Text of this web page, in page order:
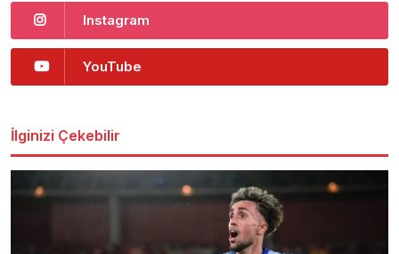
Instagram
YouTube
İlginizi Çekebilir